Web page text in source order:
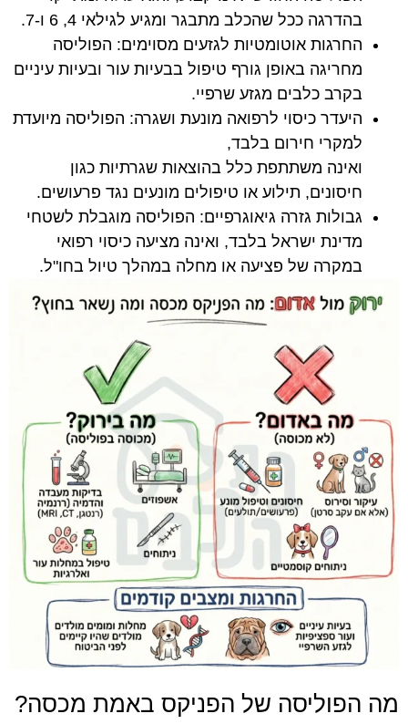
בהדרגה ככל שהכלב מתבגר ומגיע לגילאי 4, 6 ו-7.
החרגות אוטומטיות לגזעים מסוימים: הפוליסה
מחריגה באופן גורף טיפול בבעיות עור ובעיות עיניים
בקרב כלבים מגזע שרפיי.
היעדר כיסוי לרפואה מונעת ושגרה: הפוליסה מיועדת
למקרי חירום בלבד,
ואינה משתתפת כלל בהוצאות שגרתיות כגון
חיסונים, תילוע או טיפולים מונעים נגד פרעושים.
גבולות גזרה גיאוגרפיים: הפוליסה מוגבלת לשטחי
מדינת ישראל בלבד, ואינה מציעה כיסוי רפואי
במקרה של פציעה או מחלה במהלך טיול בחו"ל.
מה הפוליסה של הפניקס באמת מכסה?